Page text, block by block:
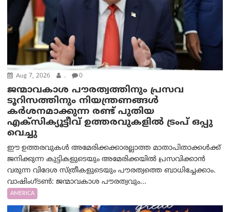
Aug 7, 2026 . 0
ജന്മാവകാശ പൗരത്വത്തിനും പ്രസവ
ടൂറിസത്തിനും നിയന്ത്രണങ്ങൾ
കർശനമാക്കുന്ന രണ്ട് പുതിയ
എക്സിക്യൂട്ടീവ് ഉത്തരവുകളിൽ ട്രംപ് ഒപ്പു
വെച്ചു
ഈ ഉത്തരവുകൾ അമേരിക്കക്കാരല്ലാത്ത മാതാപിതാക്കൾക്ക്
ജനിക്കുന്ന കുട്ടികളുടെയും അമേരിക്കയിൽ പ്രസവിക്കാൻ
വരുന്ന വിദേശ സ്ത്രീകളുടെയും പൗരത്വത്തെ ബാധിച്ചേക്കാം.
വാഷിംഗ്ടണ്‍: ജന്മാവകാശ പൗരത്വവും...
AMERICA